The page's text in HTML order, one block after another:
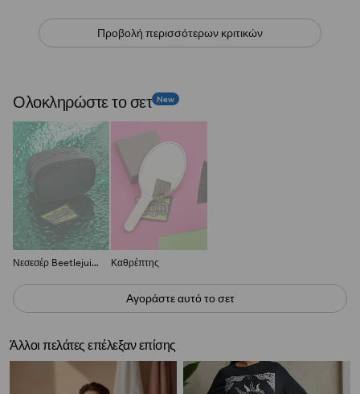
Προβολή περισσότερων κριτικών
Ολοκληρώστε το σετ New
Νεσεσέρ Beetlejuice Καθρέπτης
Αγοράστε αυτό το σετ
Άλλοι πελάτες επέλεξαν επίσης